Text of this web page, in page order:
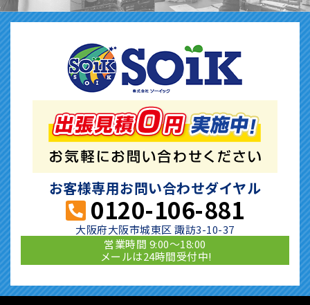
お客様専用お問い合わせダイヤル
0120-106-881
大阪府大阪市城東区 諏訪3-10-37
営業時間 9:00〜18:00
メールは24時間受付中!